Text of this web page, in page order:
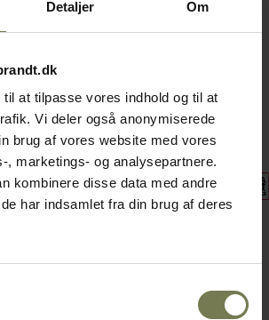
Detaljer Om
at tilpasse vores indhold og til at
Vi deler også anonymiserede
brug af vores website med vores
, marketings- og analysepartnere.
kombinere disse data med andre
har indsamlet fra din brug af deres
Varenr: 80812928
Din pris (ekskl. moms)